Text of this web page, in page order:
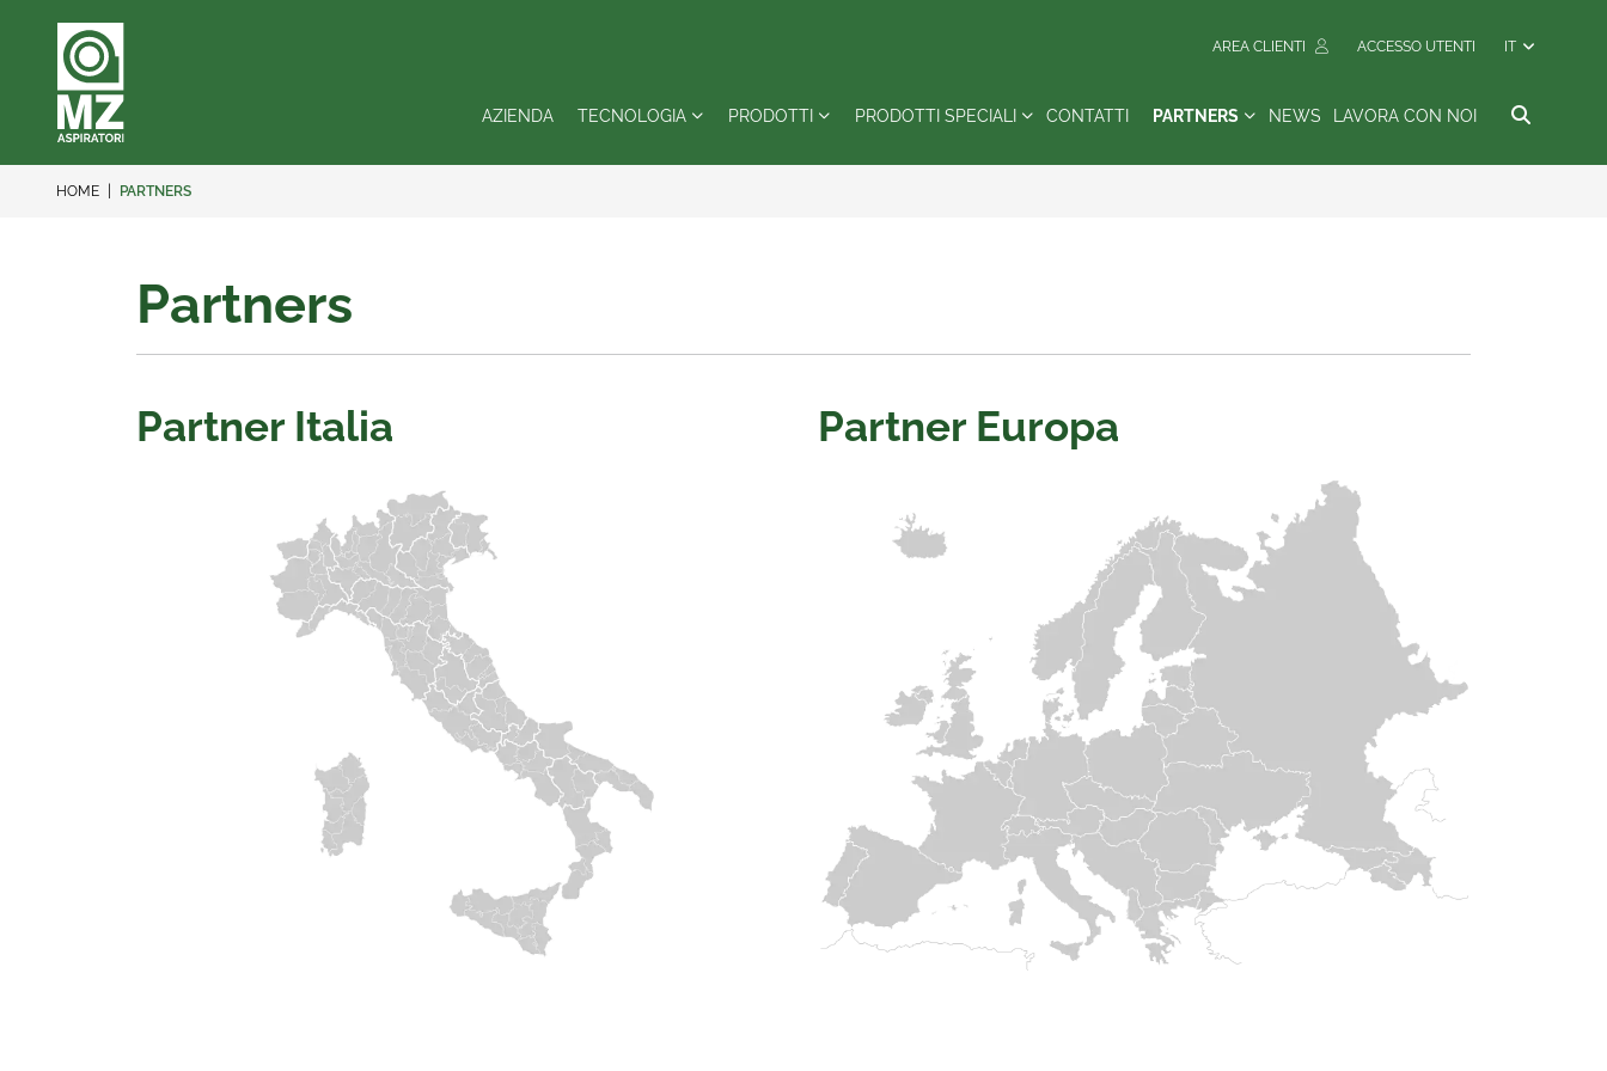
AREA CLIENTI ACCESSO UTENTI IT
AZIENDA TECNOLOGIA PRODOTTI PRODOTTI SPECIALI CONTATTI PARTNERS NEWS LAVORA CON NOI
HOME PARTNERS
Partners
Partner Italia Partner Europa